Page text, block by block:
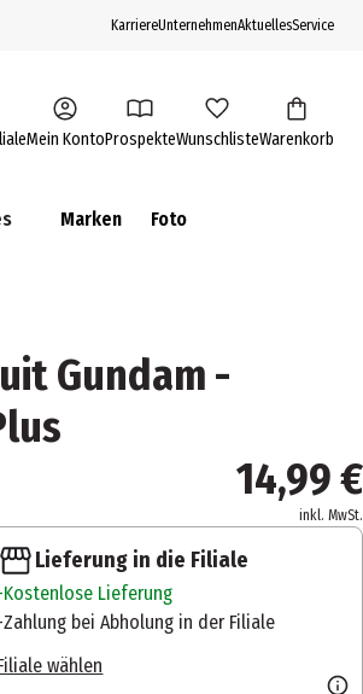
KarriereUnternehmenAktuellesService
Mein KontoProspekteWunschlisteWarenkorb
Marken Foto
Gundam -
14,99 €
inkl. MwSt.
Lieferung in die Filiale
Kostenlose Lieferung
Zahlung bei Abholung in der Filiale
wählen